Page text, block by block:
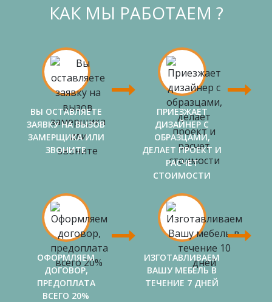
КАК МЫ РАБОТАЕМ ?
ВЫ ОСТАВЛЯЕТЕ
ЗАЯВКУ НА ВЫЗОВ
ЗАМЕРЩИКА ИЛИ
ЗВОНИТЕ
ПРИЕЗЖАЕТ
ДИЗАЙНЕР С
ОБРАЗЦАМИ,
ДЕЛАЕТ ПРОЕКТ И
РАСЧЕТ
СТОИМОСТИ
ОФОРМЛЯЕМ
ДОГОВОР,
ПРЕДОПЛАТА
ВСЕГО 20%
ИЗГОТАВЛИВАЕМ
ВАШУ МЕБЕЛЬ В
ТЕЧЕНИЕ 7 ДНЕЙ